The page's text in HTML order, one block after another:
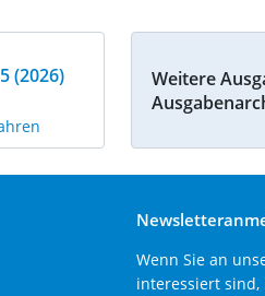
(2026)
Weitere
Wenn Sie an
interessiert